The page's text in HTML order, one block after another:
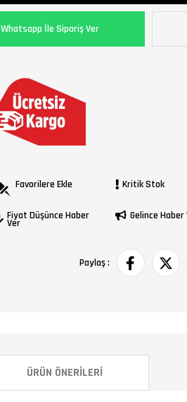
Whatsapp İle Sipariş Ver
Favorilere Ekle Kritik Stok
Fiyat Düşünce Haber
Ver
Gelince Haber
Paylaş :
ÜRÜN ÖNERILERI